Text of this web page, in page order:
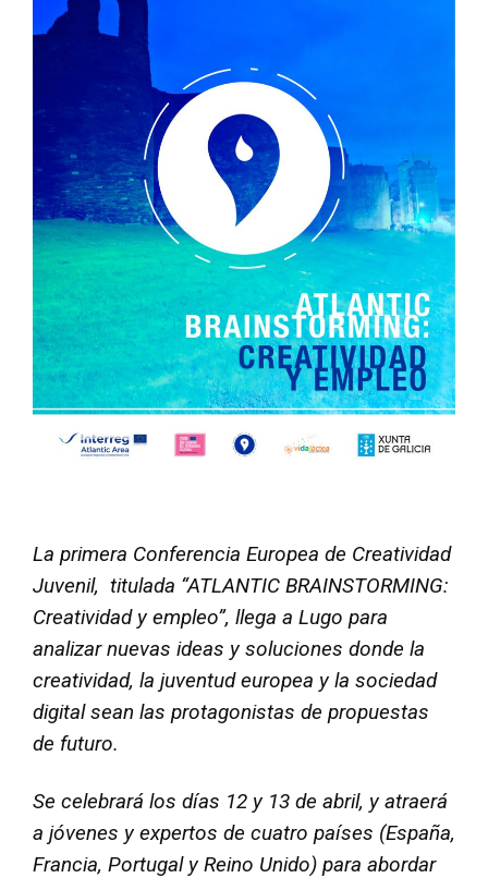
La primera Conferencia Europea de Creatividad
Juvenil, titulada “ATLANTIC BRAINSTORMING:
Creatividad y empleo”, llega a Lugo para
analizar nuevas ideas y soluciones donde la
creatividad, la juventud europea y la sociedad
digital sean las protagonistas de propuestas
de futuro.
Se celebrará los días 12 y 13 de abril, y atraerá
a jóvenes y expertos de cuatro países (España,
Francia, Portugal y Reino Unido) para abordar